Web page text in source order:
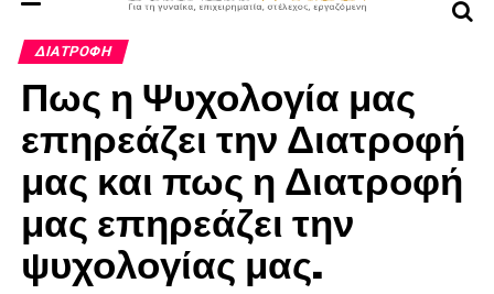
ΔΙΑΤΡΟΦΉ
Πως η Ψυχολογία μας
επηρεάζει την Διατροφή
μας και πως η Διατροφή
μας επηρεάζει την
ψυχολογίας μας.